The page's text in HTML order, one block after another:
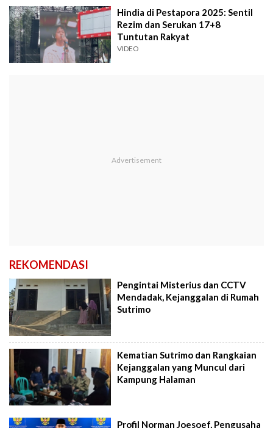
Hindia di Pestapora 2025: Sentil
Rezim dan Serukan 17+8
Tuntutan Rakyat
VIDEO
REKOMENDASI
Pengintai Misterius dan CCTV
Mendadak, Kejanggalan di Rumah
Sutrimo
Kematian Sutrimo dan Rangkaian
Kejanggalan yang Muncul dari
Kampung Halaman
Profil Norman Joesoef, Pengusaha